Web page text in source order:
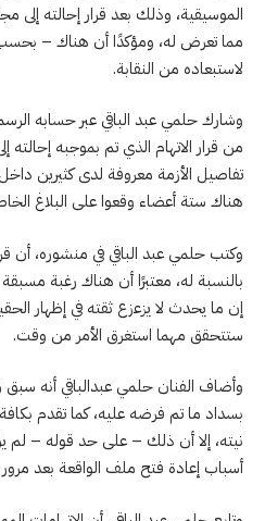
الموسيقية، وذلك بعد قرار إحالته إلى
مما تعرض له، ومؤكدًا أن هناك –
لاستبعاده من النقابة.
وشارك حلمي عبد الباقي عبر حسابه
من قرار الاتهام الذي تم بموجبه
تفاصيل الأزمة معروفة لدى كثيرين
هناك ستة أعضاء وقعوا على البلاغ
وكتب حلمي عبد الباقي في منشوره، أن
بالنسبة له، معتبرًا أن هناك رغبة
إن ما يحدث لا يزعزع ثقته في إظهار
ستتحقق مهما استغرق الأمر من وقت.
وأضاف الفنان حلمي عبدالباقي أنه
بسداد ما تم فرضه عليه، كما تقدم
نيته، إلا أن ذلك – على حد قوله – لم
أسباب إعادة فتح ملف الواقعة بعد